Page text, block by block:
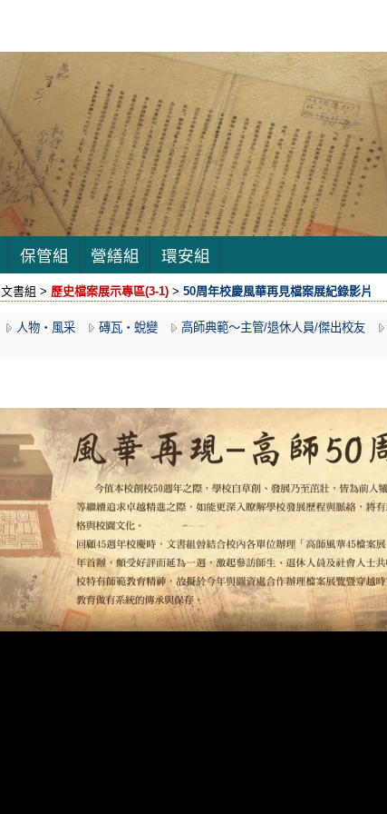
保管組 營繕組 環安組
文書組 > 歷史檔案展示專區(3-1)> 50周年校慶風華再見檔案展紀錄影片
人物‧風采 磚瓦‧蛻變 高師典範～主管/退休人員/傑出校友